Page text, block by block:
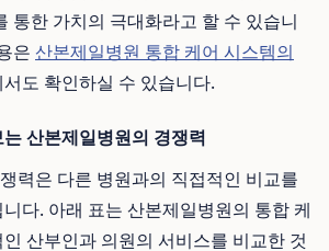
통한 가치의 극대화라고 할 수 있습니
은 산본제일병원 통합 케어 시스템의
도 확인하실 수 있습니다.
산본제일병원의 경쟁력
력은 다른 병원과의 직접적인 비교를
다. 아래 표는 산본제일병원의 통합 케
산부인과 의원의 서비스를 비교한 것